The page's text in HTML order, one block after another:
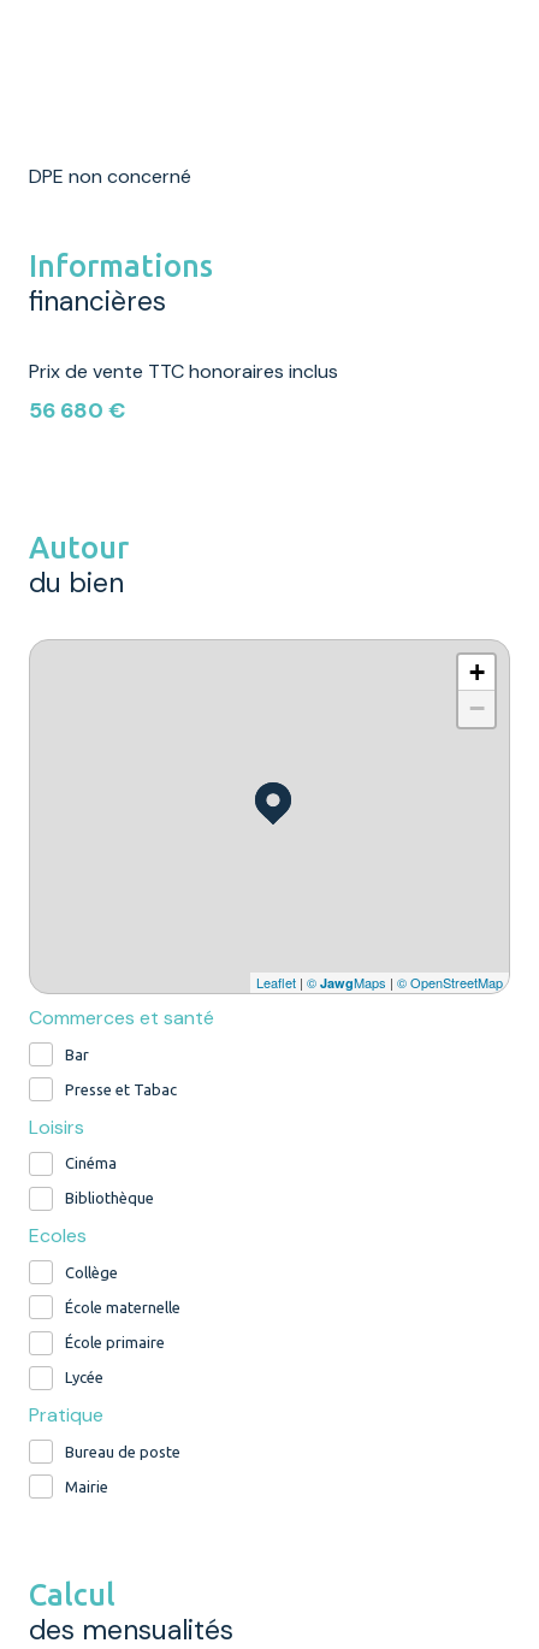
DPE non concerné
Informations
financières
Prix de vente TTC honoraires inclus
56 680 €
Autour
du bien
+
−
Leaflet | © JawgMaps | © OpenStreetMap
Commerces et santé
Bar
Presse et Tabac
Loisirs
Cinéma
Bibliothèque
Ecoles
Collège
École maternelle
École primaire
Lycée
Pratique
Bureau de poste
Mairie
Calcul
des mensualités